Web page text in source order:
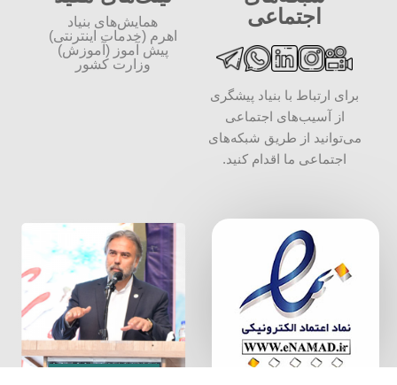
اجتماعی
برای ارتباط با بنیاد پیشگری
از آسیب‌های اجتماعی
می‌توانید از طریق شبکه‌‎های
اجتماعی ما اقدام کنید.
همایش‌های بنیاد
اهرم (خدمات اینترنتی)
پیش آموز (آموزش)
وزارت کشور